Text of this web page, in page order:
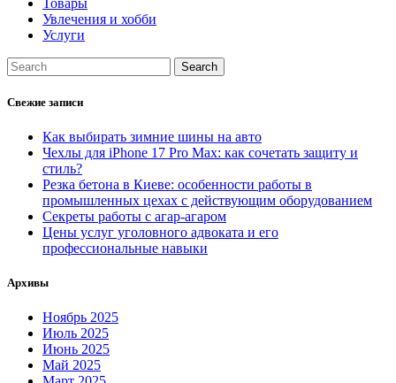
Увлечения и хобби
Услуги
Свежие записи
Как выбирать зимние шины на авто
Чехлы для iPhone 17 Pro Max: как сочетать защиту и
стиль?
Резка бетона в Киеве: особенности работы в
промышленных цехах с действующим оборудованием
Секреты работы с агар-агаром
Цены услуг уголовного адвоката и его
профессиональные навыки
Архивы
Ноябрь 2025
Июль 2025
Июнь 2025
Май 2025